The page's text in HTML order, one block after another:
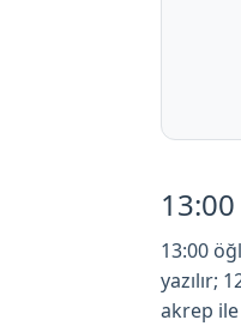
13:00
yazılır;
akrep ile